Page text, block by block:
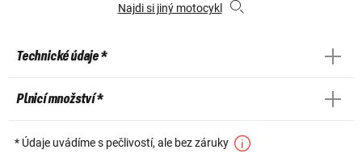
Najdi si jiný motocykl
Technické údaje *
Plnicí množství *
* Údaje uvádíme s pečlivostí, ale bez záruky